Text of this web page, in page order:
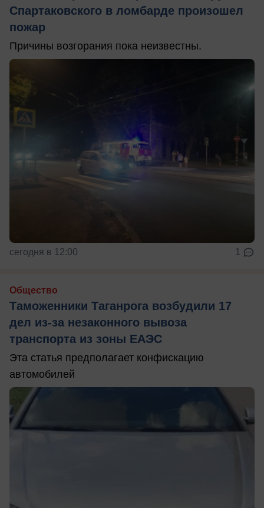
Спартаковского в ломбарде произошел
пожар
Причины возгорания пока неизвестны.
сегодня в 12:00 1
Общество
Таможенники Таганрога возбудили 17
дел из-за незаконного вывоза
транспорта из зоны ЕАЭС
Эта статья предполагает конфискацию
автомобилей